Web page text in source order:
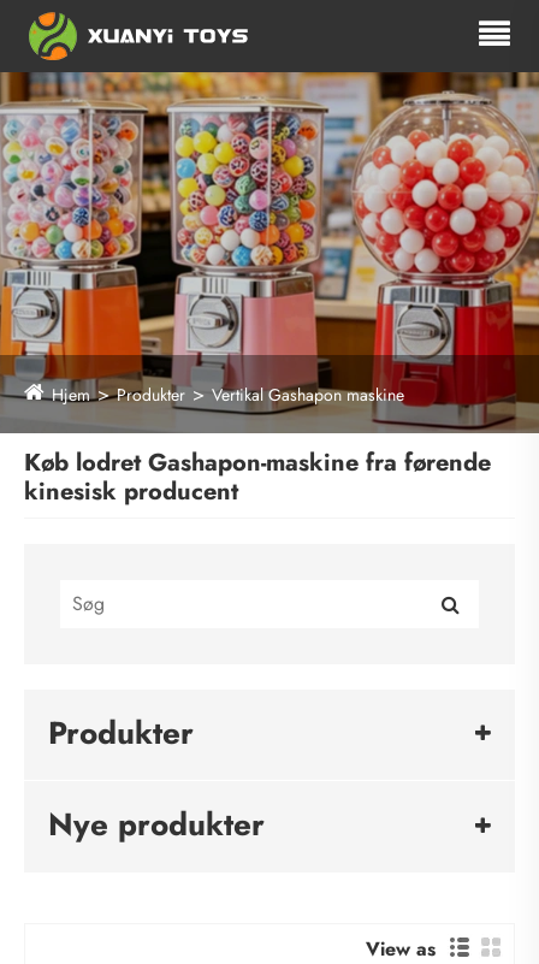
Hjem Produkter Vertikal Gashapon maskine
Køb lodret Gashapon-maskine fra førende
kinesisk producent
Produkter
Nye produkter
View as